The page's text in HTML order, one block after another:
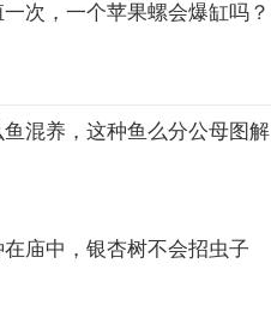
买床垫、被子能配套的东
。
也有的人会根据卧室尺寸来
小的床放上去也不协调。
次，一个苹果螺会爆缸吗？
混养，这种鱼么分公母图解
庙中，银杏树不会招虫子